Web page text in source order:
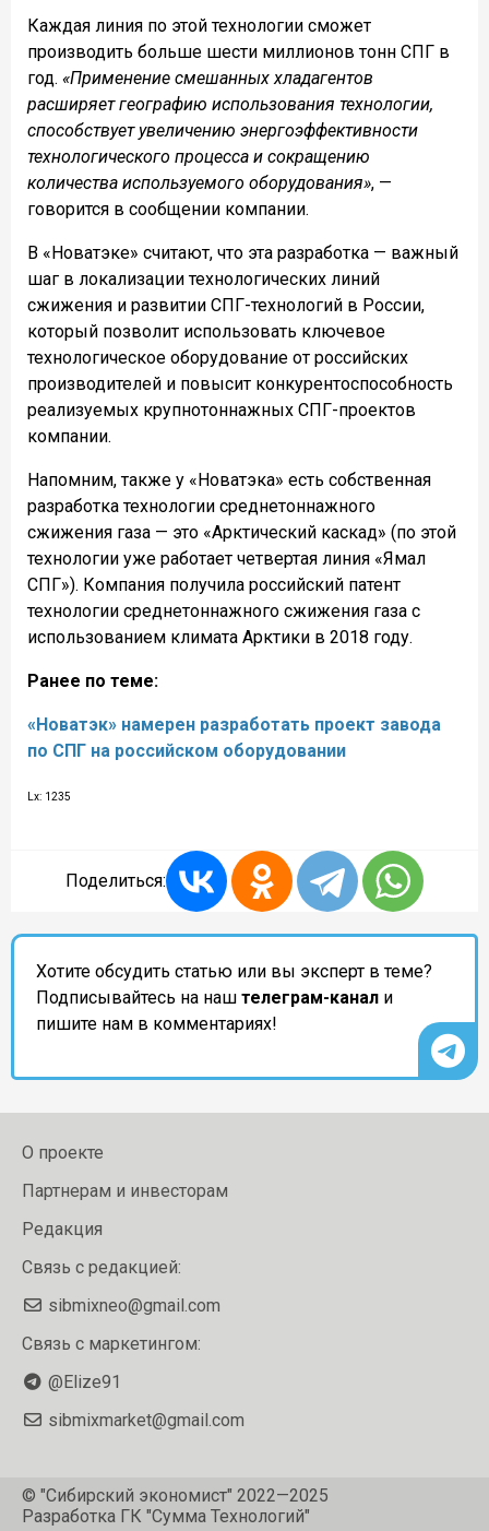
Каждая линия по этой технологии сможет
производить больше шести миллионов тонн СПГ в
год. «Применение смешанных хладагентов
расширяет географию использования технологии,
способствует увеличению энергоэффективности
технологического процесса и сокращению
количества используемого оборудования», —
говорится в сообщении компании.
В «Новатэке» считают, что эта разработка — важный
шаг в локализации технологических линий
сжижения и развитии СПГ-технологий в России,
который позволит использовать ключевое
технологическое оборудование от российских
производителей и повысит конкурентоспособность
реализуемых крупнотоннажных СПГ-проектов
компании.
Напомним, также у «Новатэка» есть собственная
разработка технологии среднетоннажного
сжижения газа — это «Арктический каскад» (по этой
технологии уже работает четвертая линия «Ямал
СПГ»). Компания получила российский патент
технологии среднетоннажного сжижения газа с
использованием климата Арктики в 2018 году.
Ранее по теме:
«Новатэк» намерен разработать проект завода
по СПГ на российском оборудовании
Lx: 1235
Поделиться:
Хотите обсудить статью или вы эксперт в теме?
Подписывайтесь на наш телеграм-канал и
пишите нам в комментариях!
О проекте
Партнерам и инвесторам
Редакция
Связь с редакцией:
sibmixneo@gmail.com
Связь с маркетингом:
@Elize91
sibmixmarket@gmail.com
© "Сибирский экономист" 2022—2025
Разработка ГК "Сумма Технологий"